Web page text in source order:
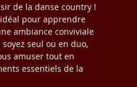
de la danse country !
pour apprendre
ambiance conviviale
seul ou en duo,
amuser tout en
essentiels de la